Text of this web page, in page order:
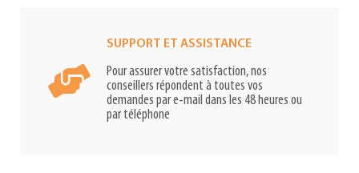
SUPPORT ET ASSISTANCE
Pour assurer votre satisfaction, nos
conseillers répondent à toutes vos
demandes par e-mail dans les 48 heures ou
par téléphone